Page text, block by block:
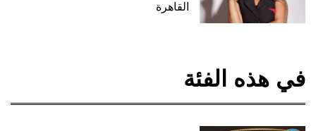
القاهرة
في هذه الفئة